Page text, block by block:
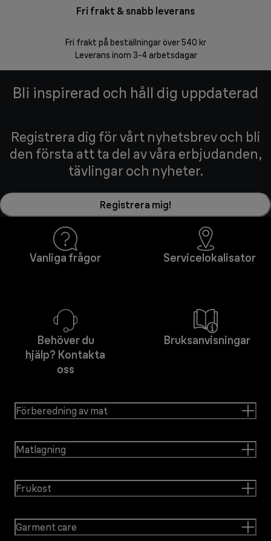
Fri frakt & snabb leverans
Fri frakt på beställningar över 540 kr
Leverans inom 3-4 arbetsdagar
Bli inspirerad och håll dig uppdaterad
Registrera dig för vårt nyhetsbrev och bli
den första att ta del av våra erbjudanden,
tävlingar och nyheter.
Registrera mig!
Vanliga frågor Servicelokalisator
Behöver du
hjälp? Kontakta
oss
Bruksanvisningar
Förberedning av mat
Matlagning
Frukost
Garment care